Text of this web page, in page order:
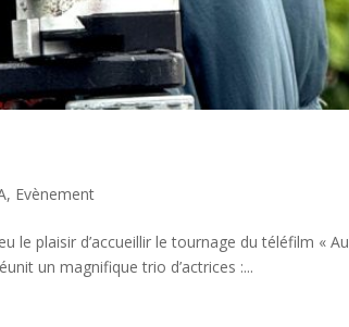
, Evènement
le plaisir d’accueillir le tournage du téléfilm
un magnifique trio d’actrices :...